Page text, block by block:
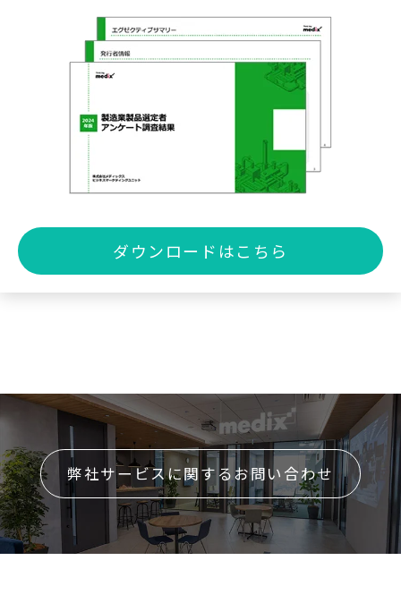
ダウンロードはこちら
弊社サービスに関するお問い合わせ